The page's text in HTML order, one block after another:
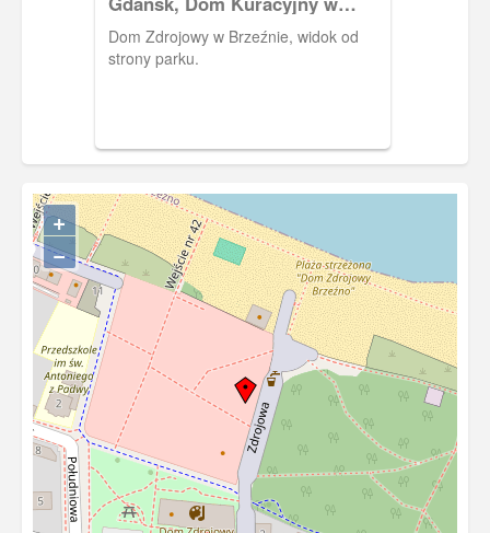
parku w Brzeźnie
Dom Zdrojowy w Brzeźnie, widok od
strony parku.
+
−